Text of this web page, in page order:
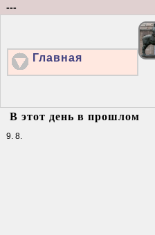
---
Главная
В этот день в прошлом
9. 8.